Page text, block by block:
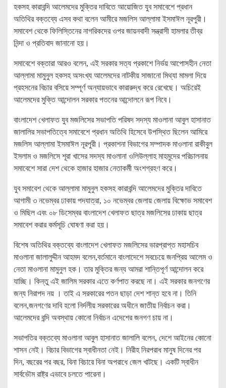
হকসহ কারাবন্দি আলেমদের মুক্তির দাবিতে আয়োজিত যুব সমাবেশে প্রধান
অতিথির বক্তব্যে এসব কথা বলেন আমীরে মজলিস আল্লামা ইসমাঈল নূরপুরী।
সমাবেশ থেকে ফিলিস্তিনের নাগরিকদের ওপর জায়নবাদী সন্ত্রাসী হামলার তীব্র
নিন্দা ও প্রতিবাদ জানানো হয়।
সমাবেশে বক্তারা আরও বলেন, এই সরকার সত্য প্রকাশে নির্ভয় আপোসহীন নেতা
আল্লামা মামুনুল হকসহ অসংখ্য আলেমদের নাটকীয় সাজানো মিথ্যা মামলা দিয়ে
প্রহসনের বিচার বসিয়ে সম্পূর্ণ অন্যায়ভাবে কারারুদ্ধ করে রেখেছে। অচিরেই
আলেমদের মুক্তি আন্দোলন সরকার পতনের আন্দোলনে রূপ নিবে।
বাংলাদেশ খেলাফত যুব মজলিসের সভাপতি পরিষদ সদস্য মাওলানা আবুল হাসানাত
জালালির সভাপতিত্বে সমাবেশে প্রধান অতিথি হিসেবে উপস্থিত ছিলেন আমিরে
মজলিস আল্লামা ইসমাঈল নূরপুরী। প্রকাশনা বিভাগের সম্পাদক মাওলানা রাকীবুল
ইসলাম ও মজলিসে শূরা খাসের সদস্য মাওলানা ওলিউল্লাহ মাহমুদের পরিচালনায়
সমাবেশে সারা দেশ থেকে হাজার হাজার নেতাকর্মী অংশগ্রহণ করে।
যুব সমাবেশ থেকে আল্লামা মামুনুল হকসহ কারাবন্দি আলেমদের মুক্তির দাবিতে
আগামী ৩ নভেম্বর ঢাকায় পদযাত্রা, ১০ নভেম্বর জেলায় জেলায় বিক্ষোভ সমাবেশ
ও মিছিল এবং ০৮ ডিসেম্বর বাংলাদেশ খেলাফত ছাত্র মজলিসের ঢাকায় ছাত্র
সমাবেশ করার কর্মসূচি ঘোষণা করা হয়।
বিশেষ অতিথির বক্তব্যে বাংলাদেশ খেলাফত মজলিসের ভারপ্রাপ্ত মহাসচিব
মাওলানা জালালুদ্দীন আহমদ বলেন,বর্তমানে বাংলাদেশে সবচেয়ে জনপ্রিয় আলেম ও
নেতা মাওলানা মামুনুল হক। তার মুক্তির জন্য আমরা শান্তিপূর্ণ আন্দোলন করে
যাচ্ছি। কিন্তু এই জালিম সরকার এতে কর্ণপাত করছে না। এই সরকার জনগণের
জন্য নিরাপদ নয় । তাই এ সরকারের পতন ছাড়া দেশ শান্ত হবে না। তিনি
বলেন,জনগণের দাবি হলো নির্দলীয় সরকারের অধীনে জাতীয় নির্বাচন করা।
আলেমদের বন্দি অবস্থায় কোনো নির্বাচন এদেশের জনগণ চায় না।
সভাপতির বক্তব্যে মাওলানা আবুল হাসানাত জালালি বলেন, দেশে আইনের কোনো
শাসন নেই। বিচার বিভাগের স্বাধীনতা নেই। নিরীহ নিরপরাধ মানুষ দিনের পর
দিন, বছরের পর বছর, বিনা বিচারে বিনা অপরাধে জেল খাটছে। একটি স্বাধীন
সার্বভৌম রাষ্ট্র এভাবে চলতে পারেনা।